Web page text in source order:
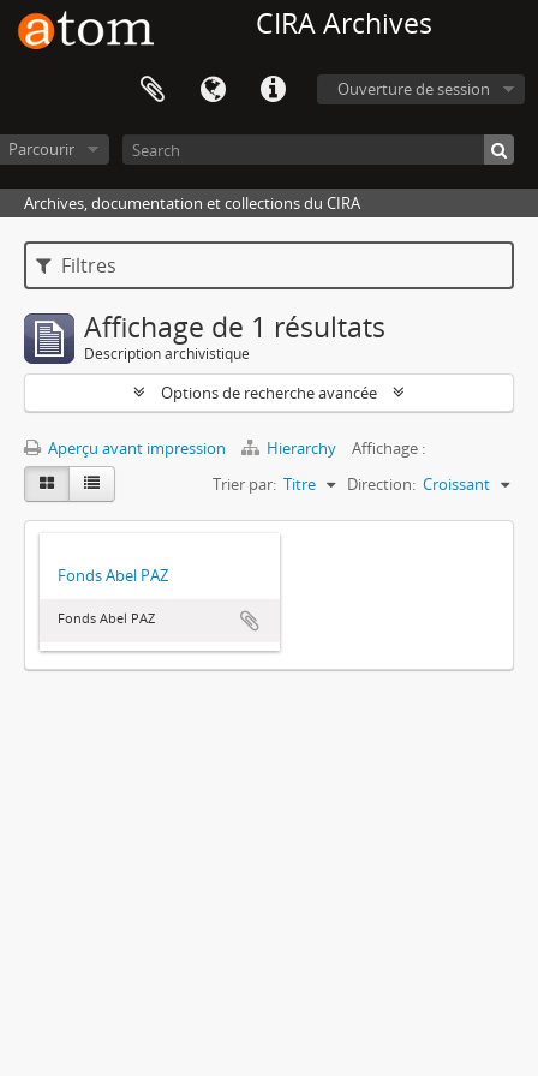
CIRA Archives
Ouverture de session
Parcourir
Archives, documentation et collections du CIRA
Filtres
Affichage de 1 résultats
Description archivistique
Options de recherche avancée
Aperçu avant impression Hierarchy
Affichage :
Trier par: Titre Direction: Croissant
Fonds Abel PAZ
Fonds Abel PAZ